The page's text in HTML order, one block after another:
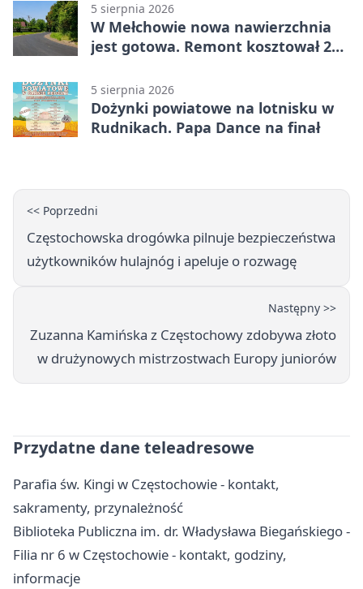
5 sierpnia 2026
W Mełchowie nowa nawierzchnia
jest gotowa. Remont kosztował 222
5 sierpnia 2026
Dożynki powiatowe na lotnisku w
Rudnikach. Papa Dance na finał
<< Poprzedni
Częstochowska drogówka pilnuje bezpieczeństwa
użytkowników hulajnóg i apeluje o rozwagę
Następny >>
Zuzanna Kamińska z Częstochowy zdobywa złoto
w drużynowych mistrzostwach Europy juniorów
Przydatne dane teleadresowe
Parafia św. Kingi w Częstochowie - kontakt,
sakramenty, przynależność
Biblioteka Publiczna im. dr. Władysława Biegańskiego -
Filia nr 6 w Częstochowie - kontakt, godziny,
informacje